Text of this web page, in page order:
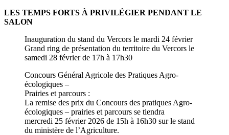
LES TEMPS FORTS À PRIVILÉGIER PENDANT LE
SALON
Inauguration du stand du Vercors le mardi 24 février
Grand ring de présentation du territoire du Vercors le
samedi 28 février de 17h à 17h30
Concours Général Agricole des Pratiques Agro-
écologiques –
Prairies et parcours :
La remise des prix du Concours des pratiques Agro-
écologiques – prairies et parcours se tiendra
mercredi 25 février 2026 de 15h à 16h30 sur le stand
du ministère de l’Agriculture.